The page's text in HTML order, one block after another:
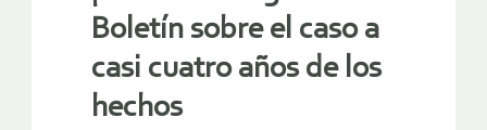
Boletín sobre el caso a
casi cuatro años de los
hechos